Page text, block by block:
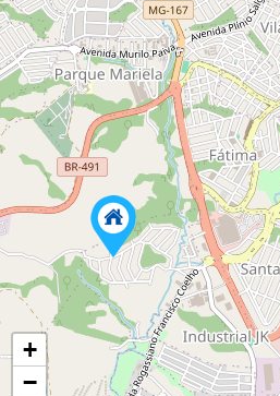
+
−